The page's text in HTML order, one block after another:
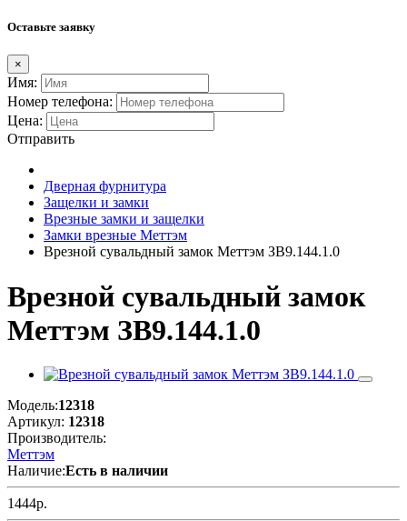
Оставьте заявку
×
Имя:
Номер телефона:
Цена:
Отправить
Дверная фурнитура
Защелки и замки
Врезные замки и защелки
Замки врезные Меттэм
Врезной сувальдный замок Меттэм ЗВ9.144.1.0
Врезной сувальдный замок
Меттэм ЗВ9.144.1.0
Модель:12318
Артикул: 12318
Производитель:
Меттэм
Наличие:Есть в наличии
1444р.